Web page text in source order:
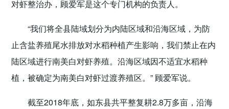
对虾整治办，顾爱军是这个专门机构的负责人。
“我们将全县陆域划分为内陆区域和沿海区域，为防
止含盐养殖尾水排放对水稻种植产生影响，我们禁止在内
陆区域进行南美白对虾养殖。沿海区域因不适宜水稻种
植，被确定为南美白对虾过渡养殖区。” 顾爱军说。
截至2018年底，如东县共平整复耕2.8万多亩，沿海